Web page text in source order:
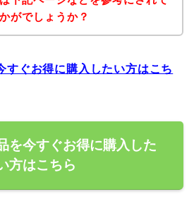
がでしょうか？
すぐお得に購入したい方はこち
を今すぐお得に購入した
方はこちら